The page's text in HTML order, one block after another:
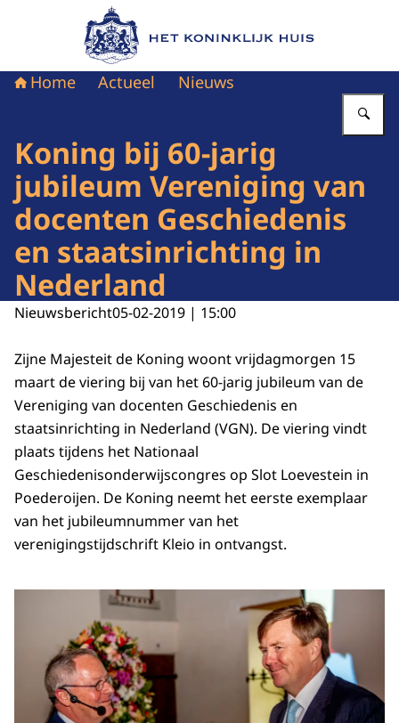
Naar de homepage van Het Koninklijk Huis
Home Actueel Nieuws
Koning bij 60-jarig
jubileum Vereniging van
docenten Geschiedenis
en staatsinrichting in
Nederland
Nieuwsbericht05-02-2019 | 15:00
Zijne Majesteit de Koning woont vrijdagmorgen 15
maart de viering bij van het 60-jarig jubileum van de
Vereniging van docenten Geschiedenis en
staatsinrichting in Nederland (VGN). De viering vindt
plaats tijdens het Nationaal
Geschiedenisonderwijscongres op Slot Loevestein in
Poederoijen. De Koning neemt het eerste exemplaar
van het jubileumnummer van het
verenigingstijdschrift Kleio in ontvangst.